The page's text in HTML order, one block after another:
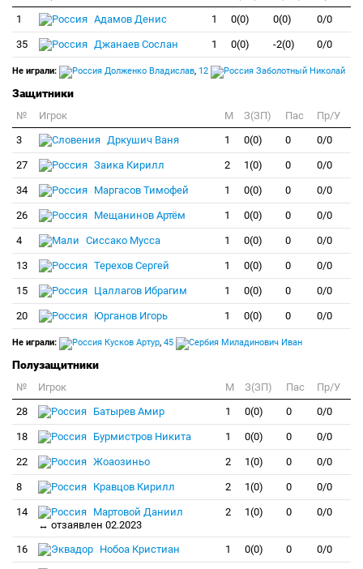
1
Адамов Денис 1 0(0) 0(0) 0/0
35 Джанаев Сослан 1 0(0) -2(0) 0/0
Не играли: Долженко Владислав, 12 Заболотный Николай
Защитники
№ Игрок M З(ЗП) Пас
Пр/У
3
Дркушич Ваня 1 0(0) 0 0/0
27 Заика Кирилл 2 1(0) 0 0/0
34 Маргасов Тимофей 1 0(0) 0 0/0
26 Мещанинов Артём 1 0(0) 0 0/0
4 Сиссако Мусса 1 0(0) 0 0/0
13 Терехов Сергей 1 0(0) 0 0/0
15 Цаллагов Ибрагим 1 0(0) 0 0/0
20 Юрганов Игорь 1 0(0) 0 0/0
Не играли: Кусков Артур, 45 Миладинович Иван
Полузащитники
№ Игрок M З(ЗП) Пас
Пр/У
28
Батырев Амир 1 0(0) 0 0/0
18 Бурмистров Никита 1 0(0) 0 0/0
22 Жоаозиньо 2 1(0) 0 0/0
8 Кравцов Кирилл 2 1(0) 0 0/0
14
Мартовой Даниил
↔ отзаявлен 02.2023
2 1(0) 0 0/0
16 Нобоа Кристиан 1 0(0) 0 0/0